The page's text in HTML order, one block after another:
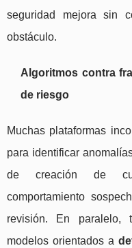
seguridad mejora sin
obstáculo.
Algoritmos contra
de riesgo
Muchas plataformas
para identificar
de creación de
comportamiento
revisión. En paralelo,
modelos orientados a